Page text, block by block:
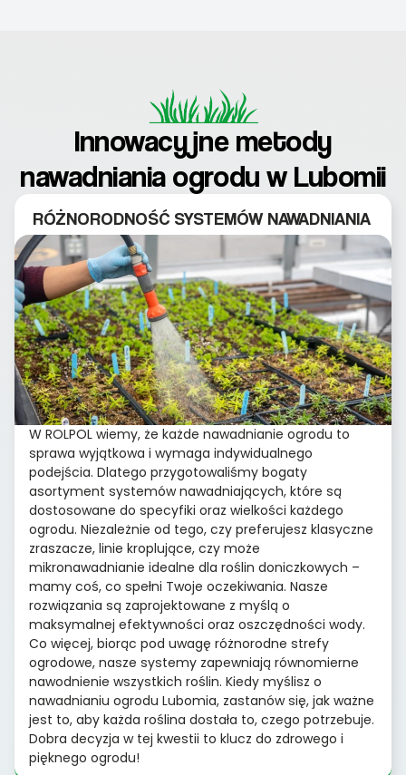
Innowacyjne metody
nawadniania ogrodu w Lubomii
RÓŻNORODNOŚĆ SYSTEMÓW NAWADNIANIA
W ROLPOL wiemy, że każde nawadnianie ogrodu to
sprawa wyjątkowa i wymaga indywidualnego
podejścia. Dlatego przygotowaliśmy bogaty
asortyment systemów nawadniających, które są
dostosowane do specyfiki oraz wielkości każdego
ogrodu. Niezależnie od tego, czy preferujesz klasyczne
zraszacze, linie kroplujące, czy może
mikronawadnianie idealne dla roślin doniczkowych –
mamy coś, co spełni Twoje oczekiwania. Nasze
rozwiązania są zaprojektowane z myślą o
maksymalnej efektywności oraz oszczędności wody.
Co więcej, biorąc pod uwagę różnorodne strefy
ogrodowe, nasze systemy zapewniają równomierne
nawodnienie wszystkich roślin. Kiedy myślisz o
nawadnianiu ogrodu Lubomia, zastanów się, jak ważne
jest to, aby każda roślina dostała to, czego potrzebuje.
Dobra decyzja w tej kwestii to klucz do zdrowego i
pięknego ogrodu!